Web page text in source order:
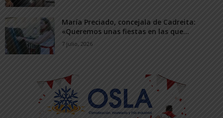
María Preciado, concejala de Cadreita:
«Queremos unas fiestas en las que...
7 julio, 2026